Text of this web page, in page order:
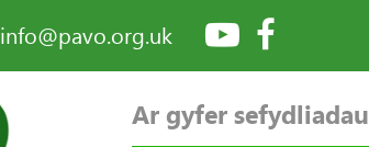
info@pavo.org.uk
Ar gyfer sefydliadau